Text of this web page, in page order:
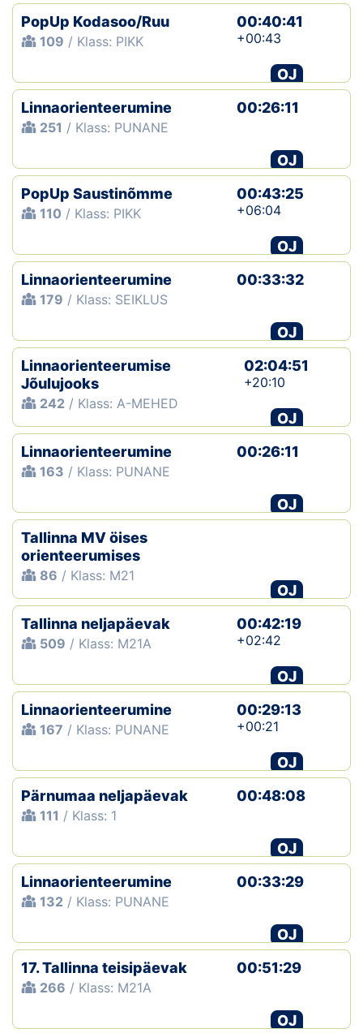
PopUp Kodasoo/Ruu
109 / Klass: PIKK
00:40:41
+00:43
OJ
Linnaorienteerumine
251 / Klass: PUNANE
00:26:11
OJ
PopUp Saustinõmme
110 / Klass: PIKK
00:43:25
+06:04
OJ
Linnaorienteerumine
179 / Klass: SEIKLUS
00:33:32
OJ
Linnaorienteerumise
Jõulujooks
242 / Klass: A-MEHED
02:04:51
+20:10
OJ
Linnaorienteerumine
163 / Klass: PUNANE
00:26:11
OJ
Tallinna MV öises
orienteerumises
86 / Klass: M21
OJ
Tallinna neljapäevak
509 / Klass: M21A
00:42:19
+02:42
OJ
Linnaorienteerumine
167 / Klass: PUNANE
00:29:13
+00:21
OJ
Pärnumaa neljapäevak
111 / Klass: 1
00:48:08
OJ
Linnaorienteerumine
132 / Klass: PUNANE
00:33:29
OJ
17. Tallinna teisipäevak
266 / Klass: M21A
00:51:29
OJ